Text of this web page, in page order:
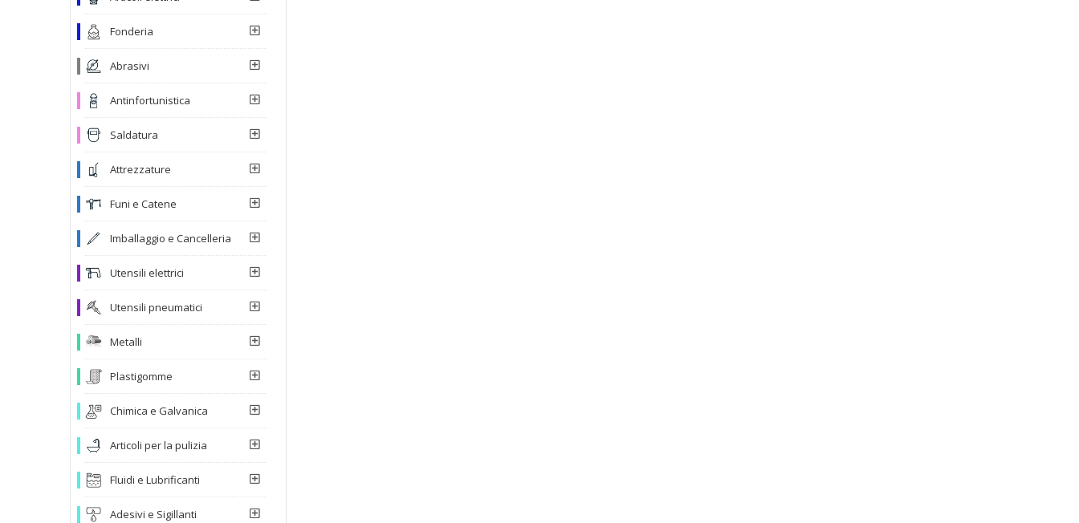
Fonderia
Abrasivi
Antinfortunistica
Saldatura
Attrezzature
Funi e Catene
Imballaggio e Cancelleria
Utensili elettrici
Utensili pneumatici
Metalli
Plastigomme
Chimica e Galvanica
Articoli per la pulizia
Fluidi e Lubrificanti
Adesivi e Sigillanti